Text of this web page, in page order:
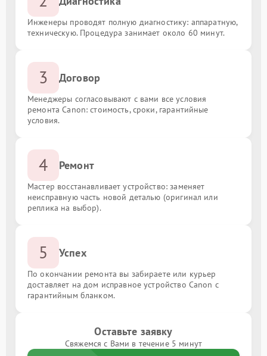
Инженеры проводят полную диагностику: аппаратную,
техническую. Процедура занимает около 60 минут.
3 Договор
Менеджеры согласовывают с вами все условия
ремонта Canon: стоимость, сроки, гарантийные
условия.
4 Ремонт
Мастер восстанавливает устройство: заменяет
неисправную часть новой деталью (оригинал или
реплика на выбор).
5 Успех
По окончании ремонта вы забираете или курьер
доставляет на дом исправное устройство Canon с
гарантийным бланком.
Оставьте заявку
Свяжемся с Вами в течение 5 минут